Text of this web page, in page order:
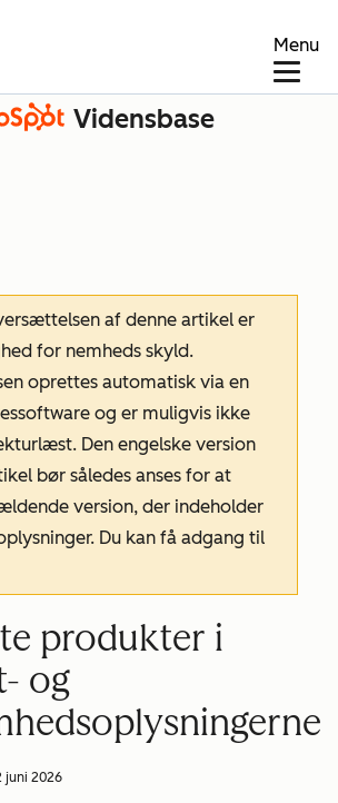
Menu
Vidensbase
af denne artikel er
for nemheds skyld.
oprettes automatisk via en
og er muligvis ikke
Den engelske version
bør således anses for at
version, der indeholder
Du kan få adgang til
produkter i
og
juni 2026